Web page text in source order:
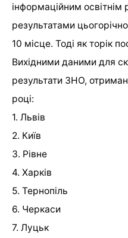
інформаційним
результатами
10 місце. Тоді як торік
Вихідними даними для
результати ЗНО,
році:
1. Львів
2. Київ
3. Рівне
4. Харків
5. Тернопіль
6. Черкаси
7. Луцьк